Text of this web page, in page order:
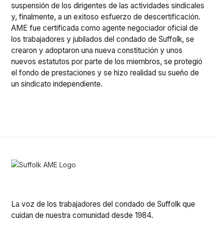
suspensión de los dirigentes de las actividades sindicales
y, finalmente, a un exitoso esfuerzo de descertificación.
AME fue certificada como agente negociador oficial de
los trabajadores y jubilados del condado de Suffolk, se
crearon y adoptaron una nueva constitución y unos
nuevos estatutos por parte de los miembros, se protegió
el fondo de prestaciones y se hizo realidad su sueño de
un sindicato independiente.
La voz de los trabajadores del condado de Suffolk que
cuidan de nuestra comunidad desde 1984.